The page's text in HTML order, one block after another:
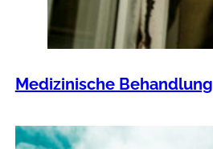
Medizinische Behandlung